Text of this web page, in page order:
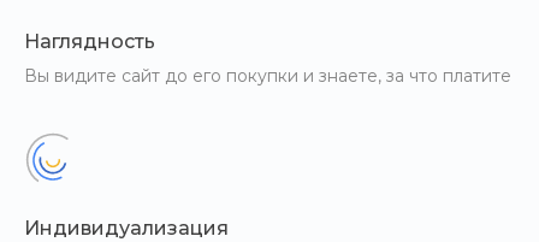
Наглядность
Вы видите сайт до его покупки и знаете, за что платите
Индивидуализация